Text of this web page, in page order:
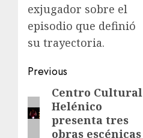
exjugador sobre el
episodio que definió
su trayectoria.
Previous
Centro Cultural
Helénico
presenta tres
obras escénicas